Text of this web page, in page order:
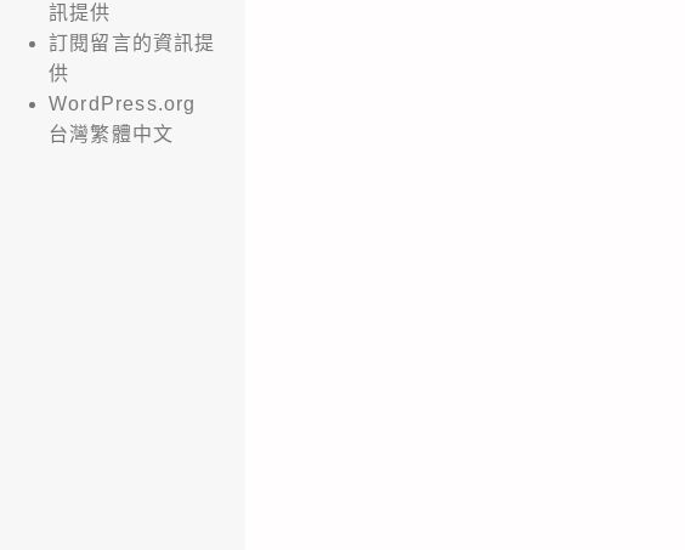
訊提供
訂閱留言的資訊提
供
WordPress.org
台灣繁體中文